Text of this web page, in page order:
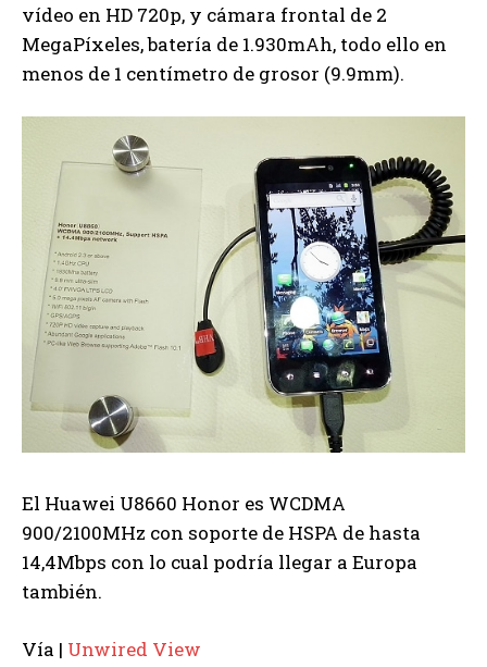
vídeo en HD 720p, y cámara frontal de 2
MegaPíxeles, batería de 1.930mAh, todo ello en
menos de 1 centímetro de grosor (9.9mm).
El Huawei U8660 Honor es WCDMA
900/2100MHz con soporte de HSPA de hasta
14,4Mbps con lo cual podría llegar a Europa
también.
Vía | Unwired View